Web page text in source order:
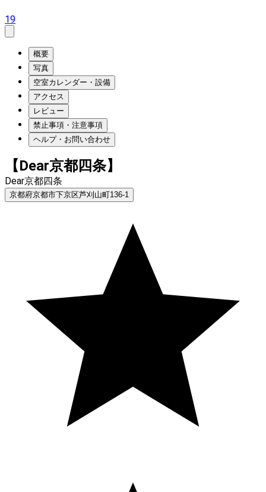
19
概要
写真
空室カレンダー・設備
アクセス
レビュー
禁止事項・注意事項
ヘルプ・お問い合わせ
【Dear京都四条】
Dear京都四条
京都府京都市下京区芦刈山町136-1